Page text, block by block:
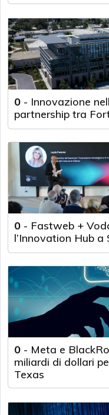
0 - Innovazione
partnership tra
0 - Fastweb +
l’Innovation Hub
0 - Meta e
miliardi di dollari
Texas